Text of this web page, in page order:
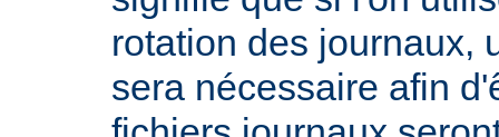
rotation des journaux,
sera nécessaire afin